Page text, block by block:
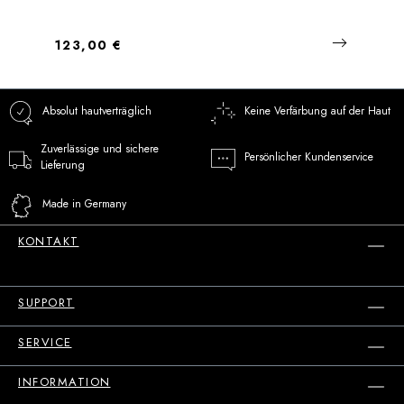
Regulärer Preis:
123,00 €
Absolut hautverträglich Keine Verfärbung auf der Haut
Zuverlässige und sichere
Lieferung
Persönlicher Kundenservice
Made in Germany
KONTAKT
SUPPORT
SERVICE
INFORMATION